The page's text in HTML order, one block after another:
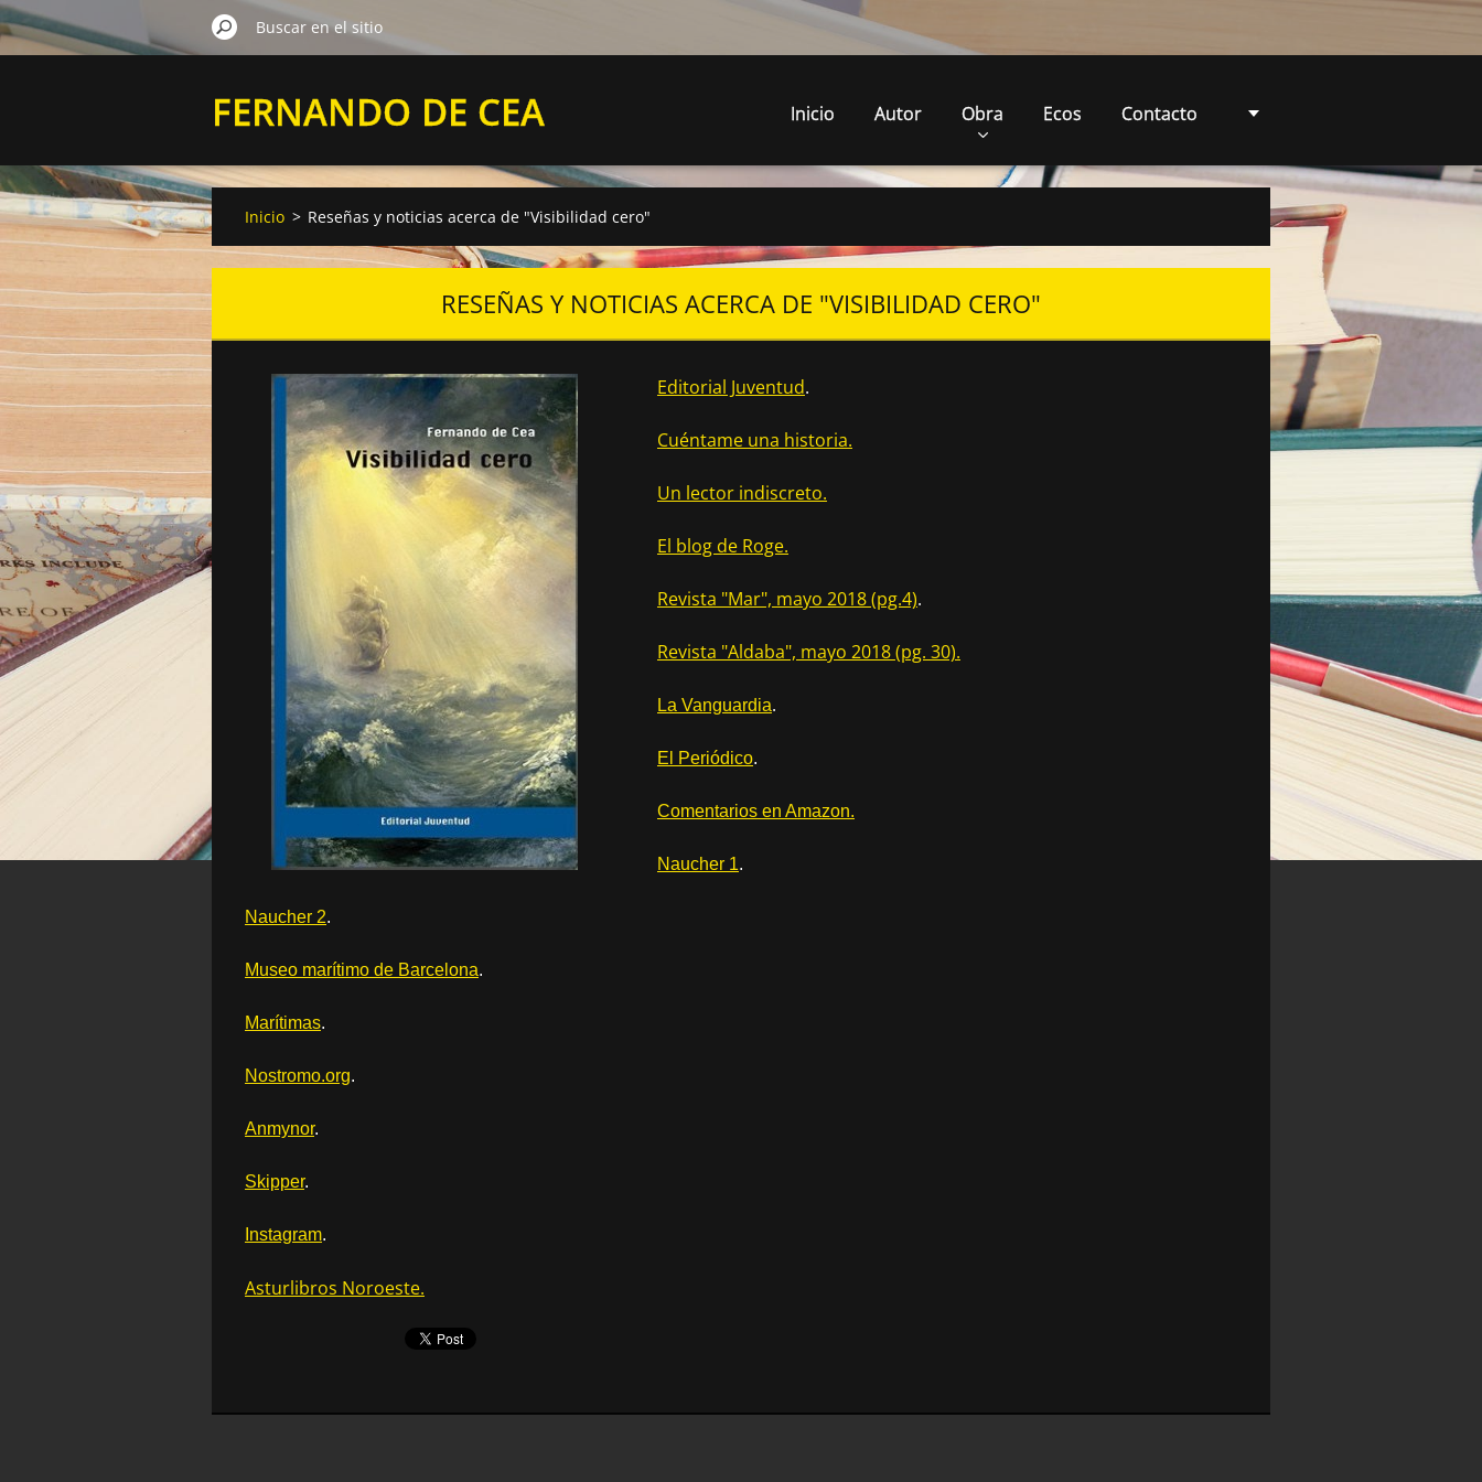
FERNANDO DE CEA
VELASCO
Inicio Autor Obra Ecos Contacto
Inicio > Reseñas y noticias acerca de "Visibilidad cero"
RESEÑAS Y NOTICIAS ACERCA DE "VISIBILIDAD CERO"
Editorial Juventud.
Cuéntame una historia.
Un lector indiscreto.
El blog de Roge.
Revista "Mar", mayo 2018 (pg.4).
Revista "Aldaba", mayo 2018 (pg. 30).
La Vanguardia.
El Periódico.
Comentarios en Amazon.
Naucher 1.
Naucher 2.
Museo marítimo de Barcelona.
Marítimas.
Nostromo.org.
Anmynor.
Skipper.
Instagram.
Asturlibros Noroeste.